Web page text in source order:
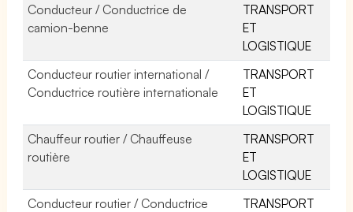
Conducteur / Conductrice de
camion-benne
TRANSPORT
ET
LOGISTIQUE
Conducteur routier international /
Conductrice routière internationale
TRANSPORT
ET
LOGISTIQUE
Chauffeur routier / Chauffeuse
routière
TRANSPORT
ET
LOGISTIQUE
Conducteur routier / Conductrice
TRANSPORT